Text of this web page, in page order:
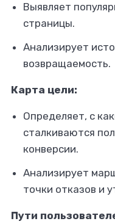
Выявляет
страницы.
Анализирует
возвращаемость.
Карта цели:
Определяет, с
сталкиваются
конверсии.
Анализирует
точки отказов и
Пути